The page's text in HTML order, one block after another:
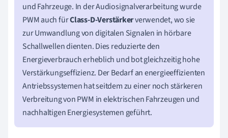
und Fahrzeuge. In der Audiosignalverarbeitung wurde
PWM auch fürClass-D-Verstärkerverwendet, wo sie
zur Umwandlung von digitalen Signalen in hörbare
Schallwellen dienten. Dies reduzierte den
Energieverbrauch erheblich und bot gleichzeitig hohe
Verstärkungseffizienz. Der Bedarf an energieeffizienten
Antriebssystemen hat seitdem zu einer noch stärkeren
Verbreitung von PWM in elektrischen Fahrzeugen und
nachhaltigen Energiesystemen geführt.